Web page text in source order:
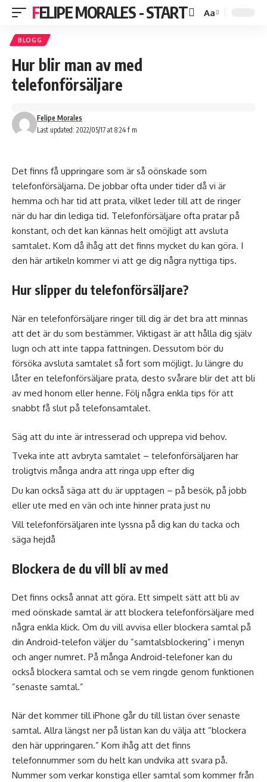
FELIPE MORALES - START Aa
BLOGG
Hur blir man av med
telefonförsäljare
Last updated: 2022/05/17 at 8:24 f m
Felipe Morales
Det finns få uppringare som är så oönskade som
telefonförsäljarna. De jobbar ofta under tider då vi är
hemma och har tid att prata, vilket leder till att de ringer
när du har din lediga tid. Telefonförsäljare ofta pratar på
konstant, och det kan kännas helt omöjligt att avsluta
samtalet. Kom då ihåg att det finns mycket du kan göra. I
den här artikeln kommer vi att ge dig några nyttiga tips.
Hur slipper du telefonförsäljare?
När en telefonförsäljare ringer till dig är det bra att minnas
att det är du som bestämmer. Viktigast är att hålla dig själv
lugn och att inte tappa fattningen. Dessutom bör du
försöka avsluta samtalet så fort som möjligt. Ju längre du
låter en telefonförsäljare prata, desto svårare blir det att bli
av med honom eller henne. Följ några enkla tips för att
snabbt få slut på telefonsamtalet.
Säg att du inte är intresserad och upprepa vid behov.
Tveka inte att avbryta samtalet – telefonförsäljaren har
troligtvis många andra att ringa upp efter dig
Du kan också säga att du är upptagen – på besök, på jobb
eller ute med en vän och inte hinner prata just nu
Vill telefonförsäljaren inte lyssna på dig kan du tacka och
säga hejdå
Blockera de du vill bli av med
Det finns också annat att göra. Ett simpelt sätt att bli av
med oönskade samtal är att blockera telefonförsäljare med
några enkla klick. Om du vill avvisa eller blockera samtal på
din Android-telefon väljer du ”samtalsblockering” i menyn
och anger numret. På många Android-telefoner kan du
också blockera samtal och se vem ringde genom funktionen
”senaste samtal.”
När det kommer till iPhone går du till listan över senaste
samtal. Allra längst ner på listan kan du välja att ”blockera
den här uppringaren.” Kom ihåg att det finns
telefonnummer som du helt kan undvika att svara på.
Nummer som verkar konstiga eller samtal som kommer från